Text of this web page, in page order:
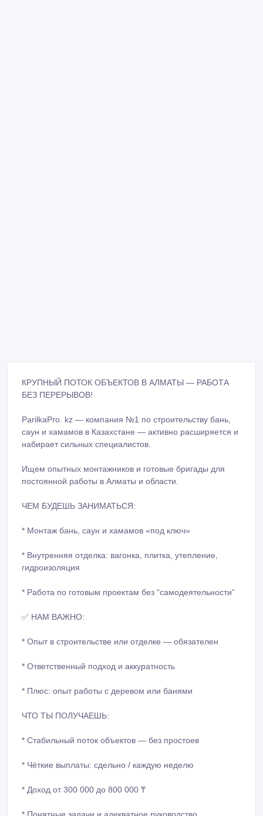
КРУПНЫЙ ПОТОК ОБЪЕКТОВ В АЛМАТЫ — РАБОТА
БЕЗ ПЕРЕРЫВОВ!
ParilkaPro. kz — компания №1 по строительству бань,
саун и хамамов в Казахстане — активно расширяется и
набирает сильных специалистов.
Ищем опытных монтажников и готовые бригады для
постоянной работы в Алматы и области.
ЧЕМ БУДЕШЬ ЗАНИМАТЬСЯ:
* Монтаж бань, саун и хамамов «под ключ»
* Внутренняя отделка: вагонка, плитка, утепление,
гидроизоляция
* Работа по готовым проектам без “самодеятельности”
✅ НАМ ВАЖНО:
* Опыт в строительстве или отделке — обязателен
* Ответственный подход и аккуратность
* Плюс: опыт работы с деревом или банями
ЧТО ТЫ ПОЛУЧАЕШЬ:
* Стабильный поток объектов — без простоев
* Чёткие выплаты: сдельно / каждую неделю
* Доход от 300 000 до 800 000 ₸